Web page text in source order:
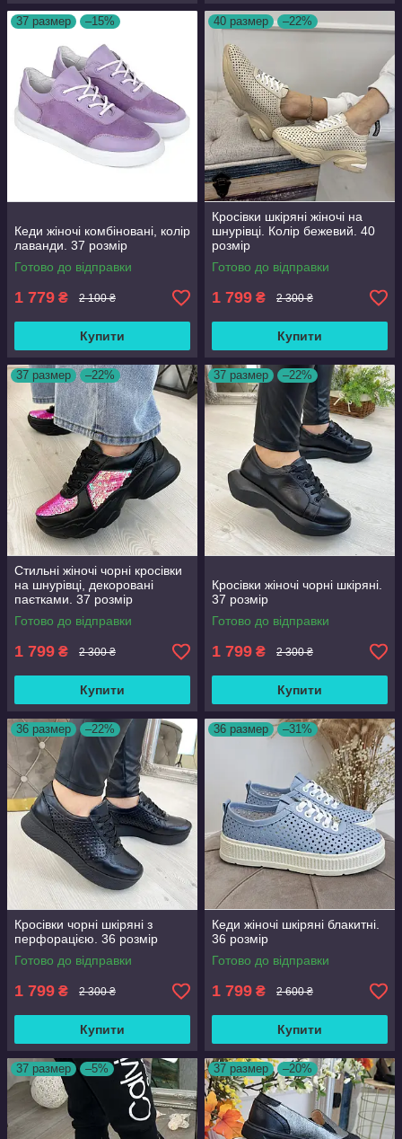
37 размер –15%
Кеди жіночі комбіновані, колір
лаванди. 37 розмір
Готово до відправки
1 779 ₴ 2 100 ₴
Купити
40 размер –22%
Кросівки шкіряні жіночі на
шнурівці. Колір бежевий. 40
розмір
Готово до відправки
1 799 ₴ 2 300 ₴
Купити
37 размер –22%
Стильні жіночі чорні кросівки
на шнурівці, декоровані
паєтками. 37 розмір
Готово до відправки
1 799 ₴ 2 300 ₴
Купити
37 размер –22%
Кросівки жіночі чорні шкіряні.
37 розмір
Готово до відправки
1 799 ₴ 2 300 ₴
Купити
36 размер –22%
Кросівки чорні шкіряні з
перфорацією. 36 розмір
Готово до відправки
1 799 ₴ 2 300 ₴
Купити
36 размер –31%
Кеди жіночі шкіряні блакитні.
36 розмір
Готово до відправки
1 799 ₴ 2 600 ₴
Купити
37 размер –5% 37 размер –20%